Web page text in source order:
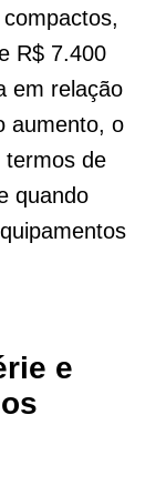
R$ 7.400
em relação
aumento, o
termos de
quando
e